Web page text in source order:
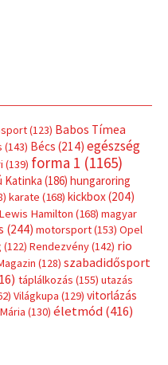
(123) Babos Tímea
(143) Bécs (214) egészség
(139) forma 1 (1165)
Katinka (186) hungaroring
karate (168) kickbox(204)
Lewis Hamilton (168) magyar
(244) motorsport(153) Opel
(122) Rendezvény(142) rio
(128) szabadidősport
táplálkozás (155) utazás
Világkupa (129) vitorlázás
(130) életmód(416)